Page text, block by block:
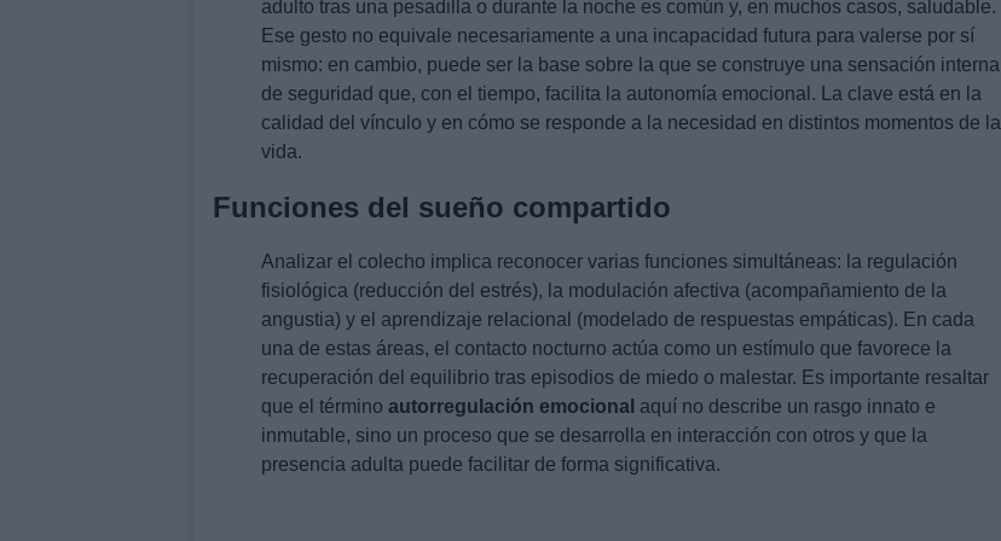
adulto tras una pesadilla o durante la noche es común y, en muchos casos, saludable.
Ese gesto no equivale necesariamente a una incapacidad futura para valerse por sí
mismo: en cambio, puede ser la base sobre la que se construye una sensación interna
de seguridad que, con el tiempo, facilita la autonomía emocional. La clave está en la
calidad del vínculo y en cómo se responde a la necesidad en distintos momentos de la
vida.
Funciones del sueño compartido
Analizar el colecho implica reconocer varias funciones simultáneas: la regulación
fisiológica (reducción del estrés), la modulación afectiva (acompañamiento de la
angustia) y el aprendizaje relacional (modelado de respuestas empáticas). En cada
una de estas áreas, el contacto nocturno actúa como un estímulo que favorece la
recuperación del equilibrio tras episodios de miedo o malestar. Es importante resaltar
que el término autorregulación emocional aquí no describe un rasgo innato e
inmutable, sino un proceso que se desarrolla en interacción con otros y que la
presencia adulta puede facilitar de forma significativa.